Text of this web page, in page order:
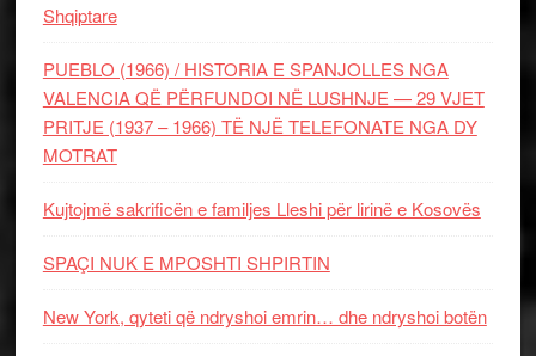
Shqiptare
PUEBLO (1966) / HISTORIA E SPANJOLLES NGA
VALENCIA QË PËRFUNDOI NË LUSHNJE — 29 VJET
PRITJE (1937 – 1966) TË NJË TELEFONATE NGA DY
MOTRAT
Kujtojmë sakrificën e familjes Lleshi për lirinë e Kosovës
SPAÇI NUK E MPOSHTI SHPIRTIN
New York, qyteti që ndryshoi emrin… dhe ndryshoi botën